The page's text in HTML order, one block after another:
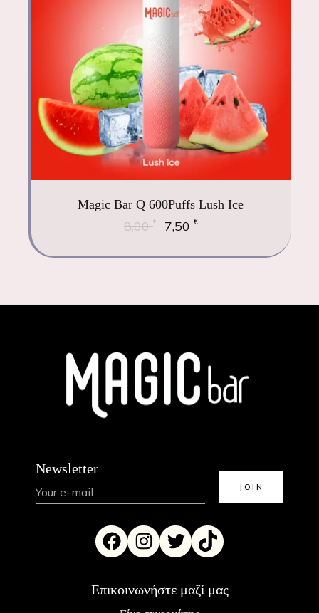
Magic Bar Q 600Puffs Lush Ice
8,00€ 7,50 €
Newsletter
Επικοινωνήστε μαζί μας